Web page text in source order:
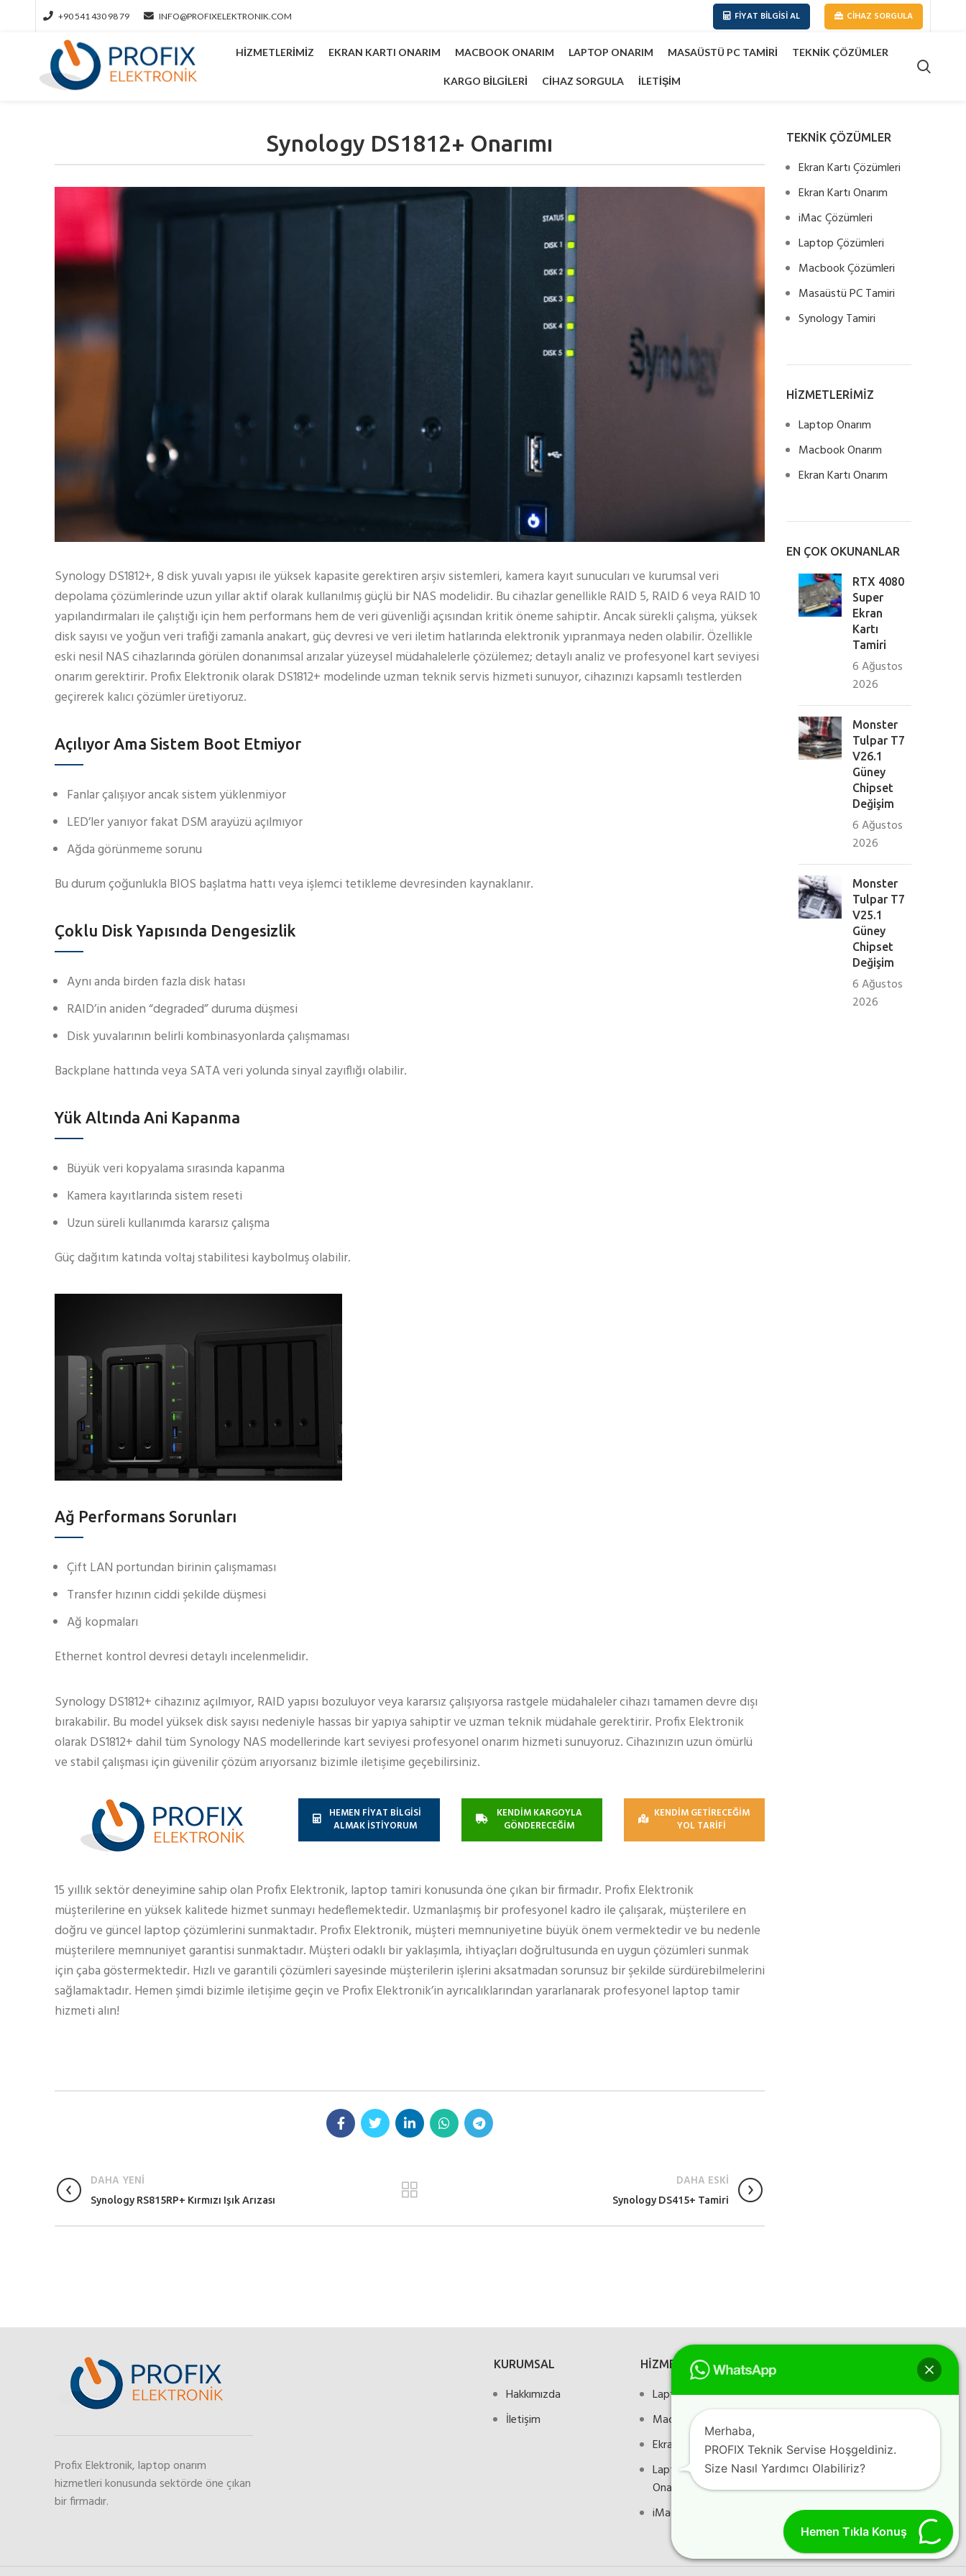
+90 541 430 98 79 INFO@PROFIXELEKTRONIK.COM FIYAT BILGISI AL CIHAZ SORGULA
HIZMETLERIMIZ EKRAN KARTI ONARIM MACBOOK ONARIM LAPTOP ONARIM MASAÜSTÜ PC TAMIRI TEKNIK ÇÖZÜMLER
KARGO BILGILERI CIHAZ SORGULA İLETIŞIM
Synology DS1812+ Onarımı
Synology DS1812+, 8 disk yuvalı yapısı ile yüksek kapasite gerektiren arşiv sistemleri, kamera kayıt sunucuları ve kurumsal veri
depolama çözümlerinde uzun yıllar aktif olarak kullanılmış güçlü bir NAS modelidir. Bu cihazlar genellikle RAID 5, RAID 6 veya RAID 10
yapılandırmaları ile çalıştığı için hem performans hem de veri güvenliği açısından kritik öneme sahiptir. Ancak sürekli çalışma, yüksek
disk sayısı ve yoğun veri trafiği zamanla anakart, güç devresi ve veri iletim hatlarında elektronik yıpranmaya neden olabilir. Özellikle
eski nesil NAS cihazlarında görülen donanımsal arızalar yüzeysel müdahalelerle çözülemez; detaylı analiz ve profesyonel kart seviyesi
onarım gerektirir. Profix Elektronik olarak DS1812+ modelinde uzman teknik servis hizmeti sunuyor, cihazınızı kapsamlı testlerden
geçirerek kalıcı çözümler üretiyoruz.
Açılıyor Ama Sistem Boot Etmiyor
Fanlar çalışıyor ancak sistem yüklenmiyor
LED’ler yanıyor fakat DSM arayüzü açılmıyor
Ağda görünmeme sorunu
Bu durum çoğunlukla BIOS başlatma hattı veya işlemci tetikleme devresinden kaynaklanır.
Çoklu Disk Yapısında Dengesizlik
Aynı anda birden fazla disk hatası
RAID’in aniden “degraded” duruma düşmesi
Disk yuvalarının belirli kombinasyonlarda çalışmaması
Backplane hattında veya SATA veri yolunda sinyal zayıflığı olabilir.
Yük Altında Ani Kapanma
Büyük veri kopyalama sırasında kapanma
Kamera kayıtlarında sistem reseti
Uzun süreli kullanımda kararsız çalışma
Güç dağıtım katında voltaj stabilitesi kaybolmuş olabilir.
Ağ Performans Sorunları
Çift LAN portundan birinin çalışmaması
Transfer hızının ciddi şekilde düşmesi
Ağ kopmaları
Ethernet kontrol devresi detaylı incelenmelidir.
Synology DS1812+ cihazınız açılmıyor, RAID yapısı bozuluyor veya kararsız çalışıyorsa rastgele müdahaleler cihazı tamamen devre dışı
bırakabilir. Bu model yüksek disk sayısı nedeniyle hassas bir yapıya sahiptir ve uzman teknik müdahale gerektirir. Profix Elektronik
olarak DS1812+ dahil tüm Synology NAS modellerinde kart seviyesi profesyonel onarım hizmeti sunuyoruz. Cihazınızın uzun ömürlü
ve stabil çalışması için güvenilir çözüm arıyorsanız bizimle iletişime geçebilirsiniz.
HEMEN FİYAT BİLGİSİ
ALMAK İSTİYORUM
KENDİM KARGOYLA
GÖNDERECEĞİM
KENDİM GETİRECEĞİM
YOL TARİFİ
15 yıllık sektör deneyimine sahip olan Profix Elektronik, laptop tamiri konusunda öne çıkan bir firmadır. Profix Elektronik
müşterilerine en yüksek kalitede hizmet sunmayı hedeflemektedir. Uzmanlaşmış bir profesyonel kadro ile çalışarak, müşterilere en
doğru ve güncel laptop çözümlerini sunmaktadır. Profix Elektronik, müşteri memnuniyetine büyük önem vermektedir ve bu nedenle
müşterilere memnuniyet garantisi sunmaktadır. Müşteri odaklı bir yaklaşımla, ihtiyaçları doğrultusunda en uygun çözümleri sunmak
için çaba göstermektedir. Hızlı ve garantili çözümleri sayesinde müşterilerin işlerini aksatmadan sorunsuz bir şekilde sürdürebilmelerini
sağlamaktadır. Hemen şimdi bizimle iletişime geçin ve Profix Elektronik’in ayrıcalıklarından yararlanarak profesyonel laptop tamir
hizmeti alın!
DAHA YENİ
Synology RS815RP+ Kırmızı Işık Arızası
DAHA ESKİ
Synology DS415+ Tamiri
TEKNİK ÇÖZÜMLER
Ekran Kartı Çözümleri
Ekran Kartı Onarım
iMac Çözümleri
Laptop Çözümleri
Macbook Çözümleri
Masaüstü PC Tamiri
Synology Tamiri
HİZMETLERİMİZ
Laptop Onarım
Macbook Onarım
Ekran Kartı Onarım
EN ÇOK OKUNANLAR
RTX 4080
Super
Ekran
Kartı
Tamiri
6 Ağustos
2026
Monster
Tulpar T7
V26.1
Güney
Chipset
Değişim
6 Ağustos
2026
Monster
Tulpar T7
V25.1
Güney
Chipset
Değişim
6 Ağustos
2026
Profix Elektronik, laptop onarım
hizmetleri konusunda sektörde öne çıkan
bir firmadır.
KURUMSAL
Hakkımızda
İletişim
HİZMETLERİMİZ
Laptop Onarım
Macbook Onarım
Ekran Kartı Onarım
Laptop Anakart
Onarım
iMac Onarım
Bizi sosyal medyada
takip edin
Instagram
Facebook
YouTube
Hemen Tıkla Konuş
Merhaba,
PROFIX Teknik Servise Hoşgeldiniz.
Size Nasıl Yardımcı Olabiliriz?